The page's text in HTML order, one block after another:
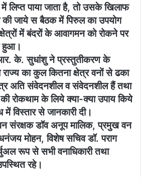
लिप्त पाया जाता है, तो उसके खिलाफ
की जाये स बैठक में पिरुल का उपयोग
में बंदरों के आवागमन को रोकने पर
हुआ।
के. सुधांशु ने प्रस्तुतीकरण के
का कुल कितना क्षेत्र वनों से ढका
अति संवेदनशील व संवेदनशील हैं तथा
रोकथाम के लिये क्या-क्या उपाय किये
विस्तार से जानकारी दी।
संरक्षक डॉव अनूप मालिक, प्रमुख वन
मोहन, विशेष सचिव डॉ. पराग
रूप से सभी वनाधिकारी तथा
रहे।